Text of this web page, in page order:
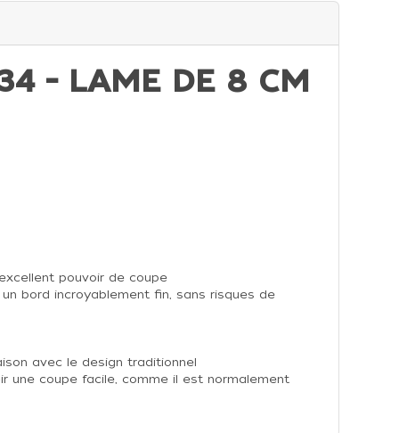
- LAME DE 8 CM
pouvoir de coupe
bord incroyablement fin, sans risques de
avec le design traditionnel
une coupe facile, comme il est normalement